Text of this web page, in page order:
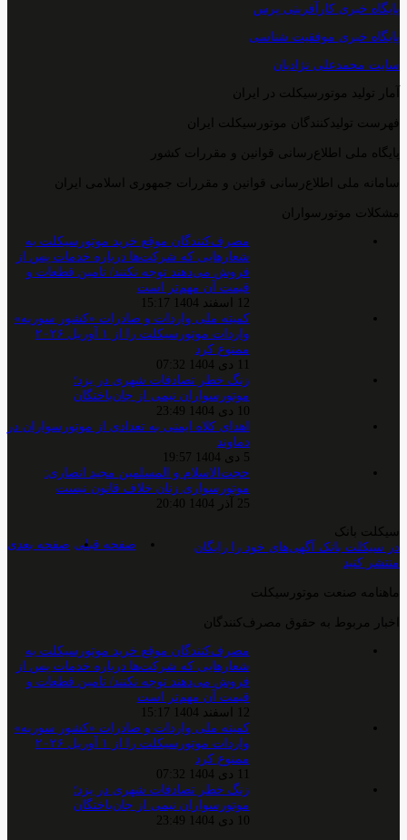
پایگاه خبری کارآفرینی پرس
پایگاه خبری موفقیت شناسی
سایت محمدعلی نژادیان
آمار تولید موتورسیکلت در ایران
فهرست تولیدکنندگان موتورسیکلت ایران
پایگاه ملی اطلاع‌رسانی قوانین و مقررات کشور
سامانه ملی اطلاع‌رسانی قوانین و مقررات جمهوری اسلامی ایران
مشکلات موتورسواران
مصرف‌کنندگان موقع خرید موتورسیکلت به
شعارهایی که شرکت‌ها درباره خدمات پس از
فروش می‌دهند توجه نکنند/ تامین قطعات و
قیمت آن مهم‌تر است
12 اسفند 1404 15:17
کمیته ملی واردات و صادرات «کشور سوریه»
واردات موتورسیکلت را از ۱ آوریل ۲۰۲۶
ممنوع کرد
زنگ خطر تصادفات شهری در یزد؛
موتورسواران نیمی از جان‌باختگان
اهدای کلاه ایمنی به تعدادی از موتورسواران در
دماوند
5 دی 1404 19:57
حجت‌الاسلام و المسلمین مجید انصاری:
موتورسواری زنان خلاف قانون نیست
25 آذر 1404 20:40
صفحه قبلی صفحه بعدی
سیکلت بانک
در سیکلت بانک آگهی‌های خود را رایگان
منتشر کنید
ماهنامه صنعت موتورسیکلت
اخبار مربوط به حقوق مصرف‌کنندگان
مصرف‌کنندگان موقع خرید موتورسیکلت به
شعارهایی که شرکت‌ها درباره خدمات پس از
فروش می‌دهند توجه نکنند/ تامین قطعات و
قیمت آن مهم‌تر است
12 اسفند 1404 15:17
کمیته ملی واردات و صادرات «کشور سوریه»
واردات موتورسیکلت را از ۱ آوریل ۲۰۲۶
ممنوع کرد
زنگ خطر تصادفات شهری در یزد؛
موتورسواران نیمی از جان‌باختگان